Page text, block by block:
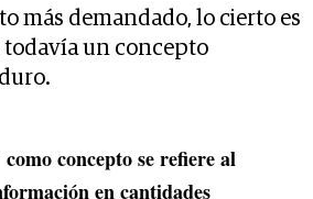
más demandado, lo cierto es
todavía un concepto
concepto se refiere al
en cantidades